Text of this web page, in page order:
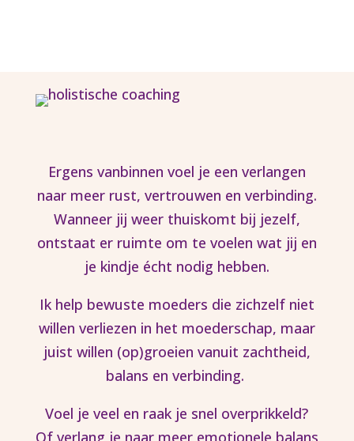
Ergens vanbinnen voel je een verlangen
naar meer rust, vertrouwen en verbinding.
Wanneer jij weer thuiskomt bij jezelf,
ontstaat er ruimte om te voelen wat jij en
je kindje écht nodig hebben.
Ik help bewuste moeders die zichzelf niet
willen verliezen in het moederschap, maar
juist willen (op)groeien vanuit zachtheid,
balans en verbinding.
Voel je veel en raak je snel overprikkeld?
Of verlang je naar meer emotionele balans